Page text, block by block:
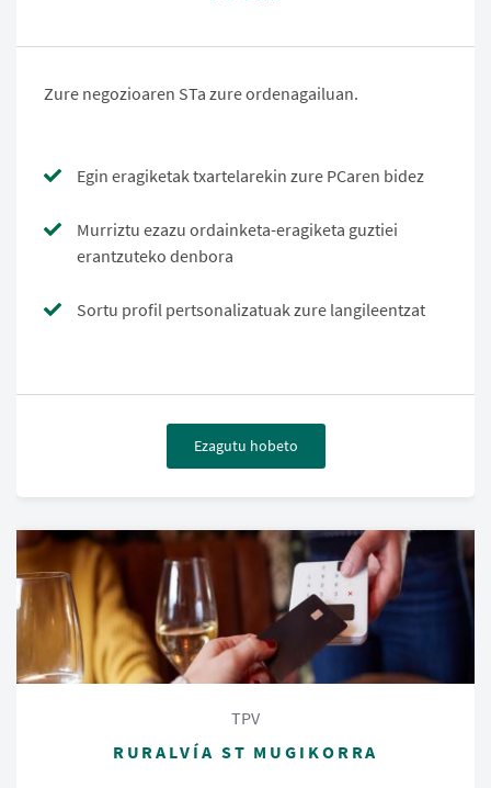
Zure negozioaren STa zure ordenagailuan.
Egin eragiketak txartelarekin zure PCaren bidez
Murriztu ezazu ordainketa-eragiketa guztiei
erantzuteko denbora
Sortu profil pertsonalizatuak zure langileentzat
Ezagutu hobeto
TPV
RURALVÍA ST MUGIKORRA